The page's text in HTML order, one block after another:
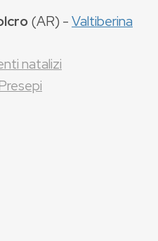
(AR) -Valtiberina
natalizi